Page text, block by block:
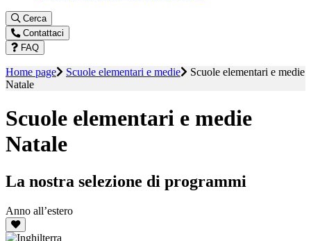
Cerca
Contattaci
FAQ
Home page Scuole elementari e medie
Scuole elementari e medie
Natale
Scuole elementari e medie
Natale
La nostra selezione di programmi
Anno all’estero